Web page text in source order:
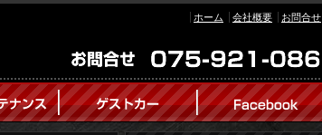
ホーム 会社概要 お問合せ